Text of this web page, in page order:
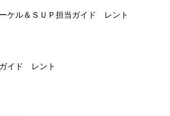
ケル＆ＳＵＰ担当ガイド レント
イド レント